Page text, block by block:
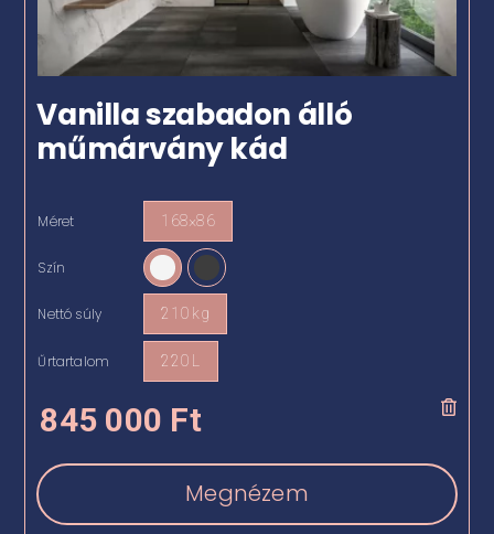
Vanilla szabadon álló
műmárvány kád
Méret 168×86
Szín
Nettó súly 210 kg
Űrtartalom 220 L
845 000 Ft
Megnézem